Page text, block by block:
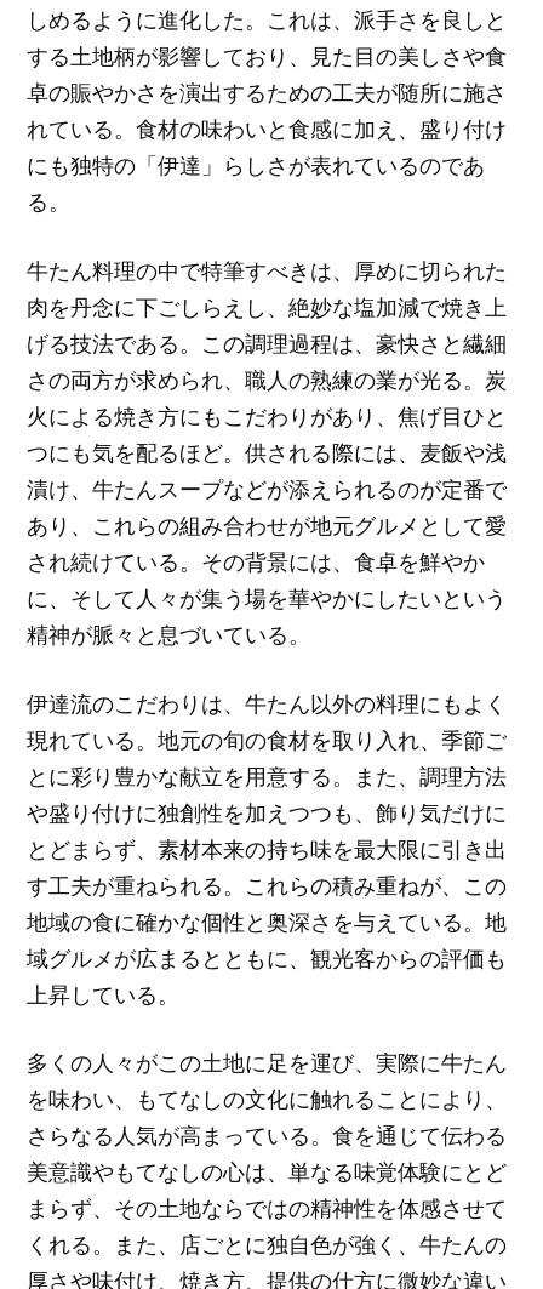
しめるように進化した。これは、派手さを良しと
する土地柄が影響しており、見た目の美しさや食
卓の賑やかさを演出するための工夫が随所に施さ
れている。食材の味わいと食感に加え、盛り付け
にも独特の「伊達」らしさが表れているのであ
る。
牛たん料理の中で特筆すべきは、厚めに切られた
肉を丹念に下ごしらえし、絶妙な塩加減で焼き上
げる技法である。この調理過程は、豪快さと繊細
さの両方が求められ、職人の熟練の業が光る。炭
火による焼き方にもこだわりがあり、焦げ目ひと
つにも気を配るほど。供される際には、麦飯や浅
漬け、牛たんスープなどが添えられるのが定番で
あり、これらの組み合わせが地元グルメとして愛
され続けている。その背景には、食卓を鮮やか
に、そして人々が集う場を華やかにしたいという
精神が脈々と息づいている。
伊達流のこだわりは、牛たん以外の料理にもよく
現れている。地元の旬の食材を取り入れ、季節ご
とに彩り豊かな献立を用意する。また、調理方法
や盛り付けに独創性を加えつつも、飾り気だけに
とどまらず、素材本来の持ち味を最大限に引き出
す工夫が重ねられる。これらの積み重ねが、この
地域の食に確かな個性と奥深さを与えている。地
域グルメが広まるとともに、観光客からの評価も
上昇している。
多くの人々がこの土地に足を運び、実際に牛たん
を味わい、もてなしの文化に触れることにより、
さらなる人気が高まっている。食を通じて伝わる
美意識やもてなしの心は、単なる味覚体験にとど
まらず、その土地ならではの精神性を体感させて
くれる。また、店ごとに独自色が強く、牛たんの
厚さや味付け、焼き方、提供の仕方に微妙な違い